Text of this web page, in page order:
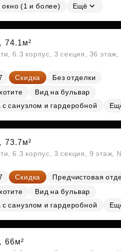
(1 и более)
Ещё
74.1м²
6.3 корпус, 3 секция, 36
Скидка
Без отделки
Вид на бульвар
санузлом и гардеробной
73.7м²
6.3 корпус, 3 секция, 9 этаж,
Скидка
Предчистовая
Вид на бульвар
санузлом и гардеробной
66м²